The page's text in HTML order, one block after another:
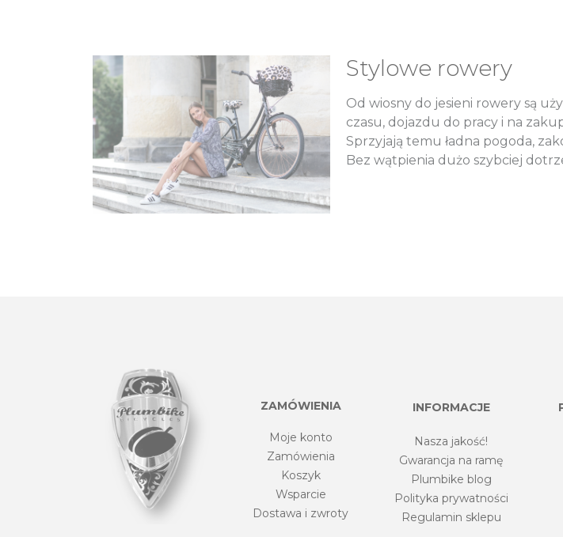
Stylowe rowery
Od wiosny do jesieni rowery są
czasu, dojazdu do pracy i na
Sprzyjają temu ładna pogoda,
Bez wątpienia dużo szybciej
ZAMÓWIENIA
Moje konto
Zamówienia
Koszyk
Wsparcie
Dostawa i zwroty
INFORMACJE
Nasza jakość!
Gwarancja na ramę
Plumbike blog
Polityka prywatności
Regulamin sklepu